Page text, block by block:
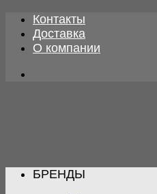
Skip
content
Контакты
Доставка
О компании
БРЕНДЫ